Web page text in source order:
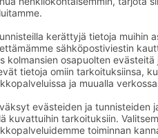
ja tulostimen musteet